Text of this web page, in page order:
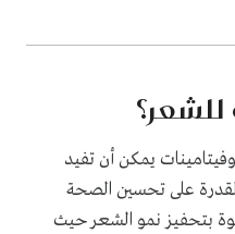
يمكن أن تفيد
على تحسين الصحة
بتحفيز نمو الشعر حيث